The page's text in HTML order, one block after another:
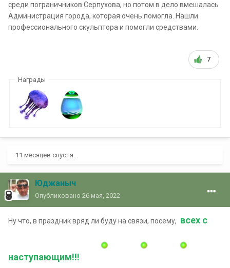
среди пограничников Серпухова, но потом в дело вмешалась
Администрация города, которая очень помогла. Нашли
профессионального скульптора и помогли средствами.
7
Награды
11 месяцев спустя...
Юджаныч
Опубликовано 26 мая, 2022
Ну что, в праздник вряд ли буду на связи, посему, всех с
наступающим!!!